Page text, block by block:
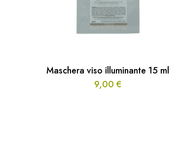
Maschera viso illuminante 15 ml
9,00 €